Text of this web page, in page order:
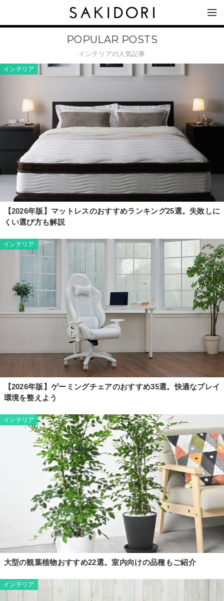
POPULAR POSTS
インテリアの人気記事
インテリア
【2026年版】マットレスのおすすめランキング25選。失敗しに
くい選び方も解説
インテリア
【2026年版】ゲーミングチェアのおすすめ35選。快適なプレイ
環境を整えよう
インテリア
大型の観葉植物おすすめ22選。室内向けの品種もご紹介
インテリア